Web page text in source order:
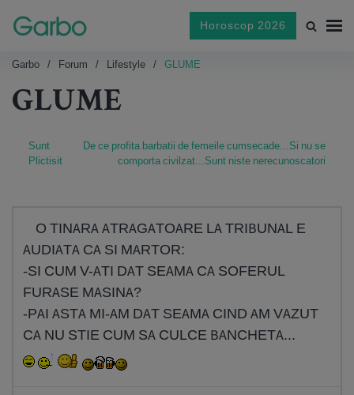
Horoscop 2026
Garbo Forum Lifestyle GLUME
GLUME
Sunt
Plictisit
De ce profita barbatii de femeile cumsecade...Si nu se
comporta civilzat...Sunt niste nerecunoscatori
O TINARA ATRAGATOARE LA TRIBUNAL E
AUDIATA CA SI MARTOR:
-SI CUM V-ATI DAT SEAMA CA SOFERUL
FURASE MASINA?
-PAI ASTA MI-AM DAT SEAMA CIND AM VAZUT
CA NU STIE CUM SA CULCE BANCHETA...